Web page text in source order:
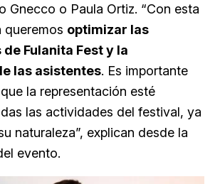
Gnecco o Paula Ortiz. “Con esta
queremos optimizar las
Fulanita Fest y la
las asistentes. Es importante
la representación esté
las actividades del festival, ya
naturaleza”, explican desde la
evento.